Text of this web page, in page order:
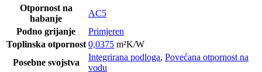
Otpornost na
habanje
AC5
Podno grijanje
Primjeren
Toplinska otpornost 0,0375 m²K/W
Posebne svojstva
Integrirana podloga, Povećana otpornost na
vodu